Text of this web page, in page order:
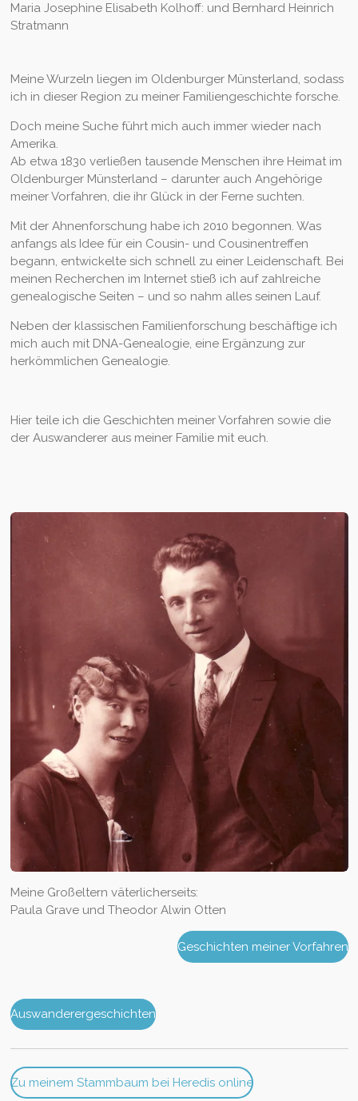
Maria Josephine Elisabeth Kolhoff: und Bernhard Heinrich
Stratmann
Meine Wurzeln liegen im Oldenburger Münsterland, sodass
ich in dieser Region zu meiner Familiengeschichte forsche.
Doch meine Suche führt mich auch immer wieder nach
Amerika.
Ab etwa 1830 verließen tausende Menschen ihre Heimat im
Oldenburger Münsterland – darunter auch Angehörige
meiner Vorfahren, die ihr Glück in der Ferne suchten.
Mit der Ahnenforschung habe ich 2010 begonnen. Was
anfangs als Idee für ein Cousin- und Cousinentreffen
begann, entwickelte sich schnell zu einer Leidenschaft. Bei
meinen Recherchen im Internet stieß ich auf zahlreiche
genealogische Seiten – und so nahm alles seinen Lauf.
Neben der klassischen Familienforschung beschäftige ich
mich auch mit DNA-Genealogie, eine Ergänzung zur
herkömmlichen Genealogie.
Hier teile ich die Geschichten meiner Vorfahren sowie die
der Auswanderer aus meiner Familie mit euch.
Meine Großeltern väterlicherseits:
Paula Grave und Theodor Alwin Otten
Geschichten meiner Vorfahren
Auswanderergeschichten
Zu meinem Stammbaum bei Heredis online